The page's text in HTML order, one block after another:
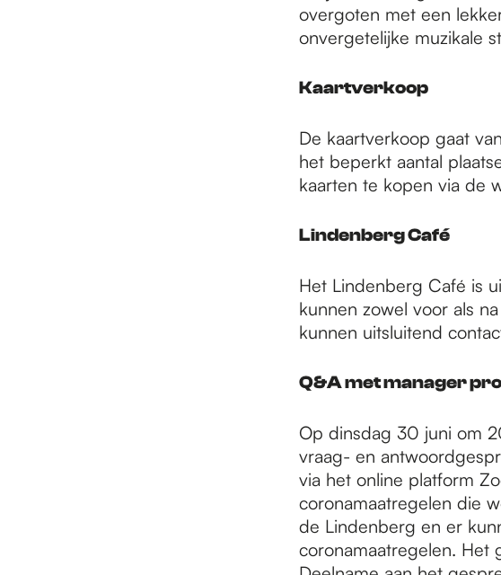
overgoten met een
onvergetelijke muzikale
Kaartverkoop
De kaartverkoop gaat
het beperkt aantal
kaarten te kopen via de
Lindenberg Café
Het Lindenberg Café is
kunnen zowel voor als
kunnen uitsluitend
Q&A met manager
Op dinsdag 30 juni om
vraag- en
via het online platform
coronamaatregelen die
de Lindenberg en er
coronamaatregelen. Het